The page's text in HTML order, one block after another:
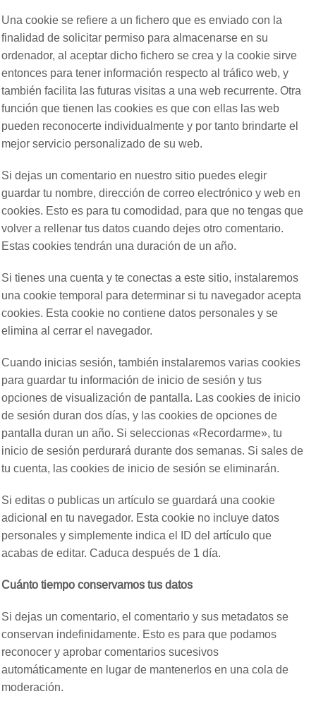
Una cookie se refiere a un fichero que es enviado con la
finalidad de solicitar permiso para almacenarse en su
ordenador, al aceptar dicho fichero se crea y la cookie sirve
entonces para tener información respecto al tráfico web, y
también facilita las futuras visitas a una web recurrente. Otra
función que tienen las cookies es que con ellas las web
pueden reconocerte individualmente y por tanto brindarte el
mejor servicio personalizado de su web.
Si dejas un comentario en nuestro sitio puedes elegir
guardar tu nombre, dirección de correo electrónico y web en
cookies. Esto es para tu comodidad, para que no tengas que
volver a rellenar tus datos cuando dejes otro comentario.
Estas cookies tendrán una duración de un año.
Si tienes una cuenta y te conectas a este sitio, instalaremos
una cookie temporal para determinar si tu navegador acepta
cookies. Esta cookie no contiene datos personales y se
elimina al cerrar el navegador.
Cuando inicias sesión, también instalaremos varias cookies
para guardar tu información de inicio de sesión y tus
opciones de visualización de pantalla. Las cookies de inicio
de sesión duran dos días, y las cookies de opciones de
pantalla duran un año. Si seleccionas «Recordarme», tu
inicio de sesión perdurará durante dos semanas. Si sales de
tu cuenta, las cookies de inicio de sesión se eliminarán.
Si editas o publicas un artículo se guardará una cookie
adicional en tu navegador. Esta cookie no incluye datos
personales y simplemente indica el ID del artículo que
acabas de editar. Caduca después de 1 día.
Cuánto tiempo conservamos tus datos
Si dejas un comentario, el comentario y sus metadatos se
conservan indefinidamente. Esto es para que podamos
reconocer y aprobar comentarios sucesivos
automáticamente en lugar de mantenerlos en una cola de
moderación.